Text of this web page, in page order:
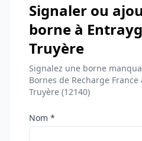
Signaler ou
borne à
Truyère
Signalez une borne
Bornes de Recharge
Truyère (12140)
Nom *